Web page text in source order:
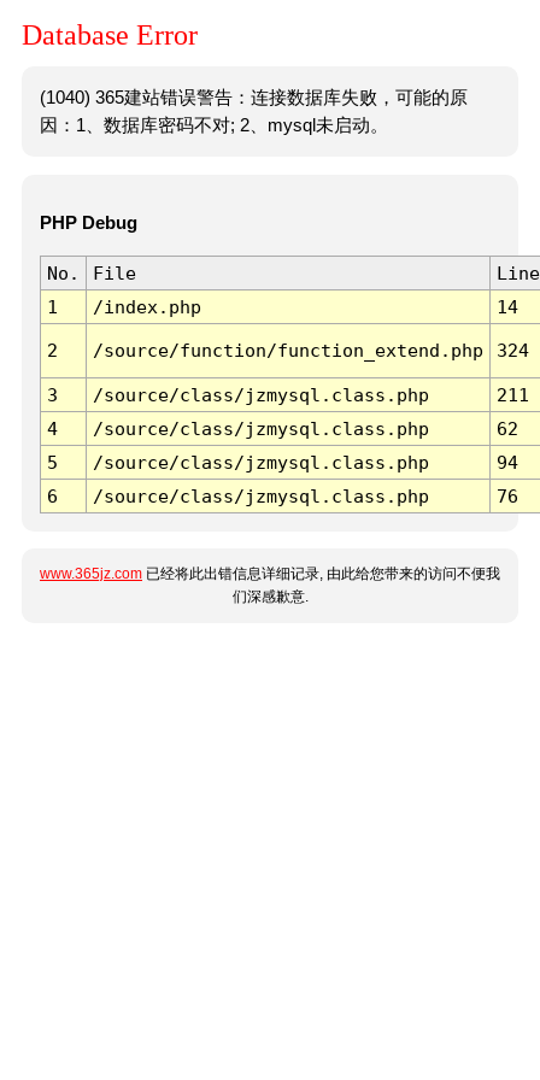
Database Error
(1040) 365建站错误警告：连接数据库失败，可能的原
因：1、数据库密码不对; 2、mysql未启动。
PHP Debug
No. File
Line
1
/index.php 14
2 /source/function/function_extend.php 324
3 /source/class/jzmysql.class.php
211
4
/source/class/jzmysql.class.php
62
5
/source/class/jzmysql.class.php
94
6
/source/class/jzmysql.class.php 76
www.365jz.com 已经将此出错信息详细记录, 由此给您带来的访问不便我
们深感歉意.